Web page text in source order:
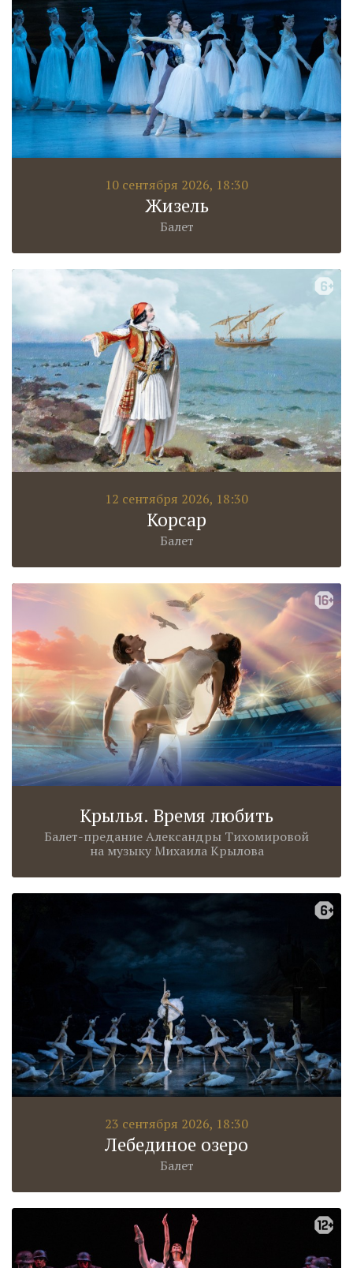
10 сентября 2026, 18:30
Жизель
Балет
12 сентября 2026, 18:30
Корсар
Балет
Крылья. Время любить
Балет-предание Александры Тихомировой
на музыку Михаила Крылова
23 сентября 2026, 18:30
Лебединое озеро
Балет